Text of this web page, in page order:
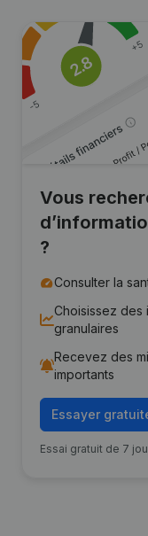
Vous
?
Consulter la
Choisissez des
granulaires
Recevez des
importants
Essayer
Essai gratuit de 7